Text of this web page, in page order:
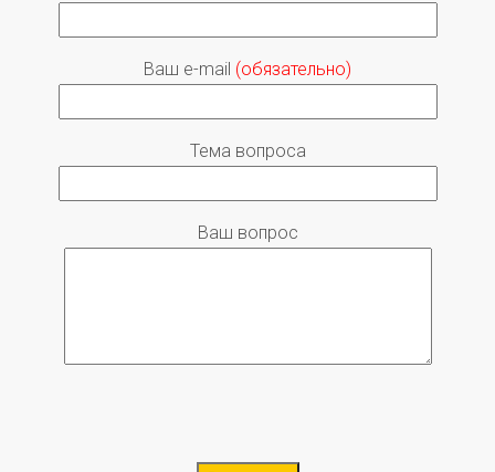
Ваш e-mail (обязательно)
Тема вопроса
Ваш вопрос